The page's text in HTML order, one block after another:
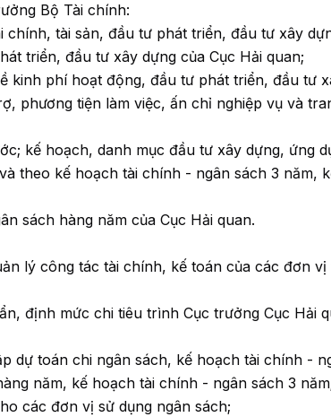
Bộ Tài chính:
tài sản, đầu tư phát triển, đầu tư xây
triển, đầu tư xây dựng của Cục Hải quan;
kinh phí hoạt động, đầu tư phát triển, đầu tư
phương tiện làm việc, ấn chỉ nghiệp vụ và
kế hoạch, danh mục đầu tư xây dựng, ứng
theo kế hoạch tài chính - ngân sách 3 năm,
sách hàng năm của Cục Hải quan.
lý công tác tài chính, kế toán của các đơn
định mức chi tiêu trình Cục trưởng Cục Hải
dự toán chi ngân sách, kế hoạch tài chính -
năm, kế hoạch tài chính - ngân sách 3
các đơn vị sử dụng ngân sách;